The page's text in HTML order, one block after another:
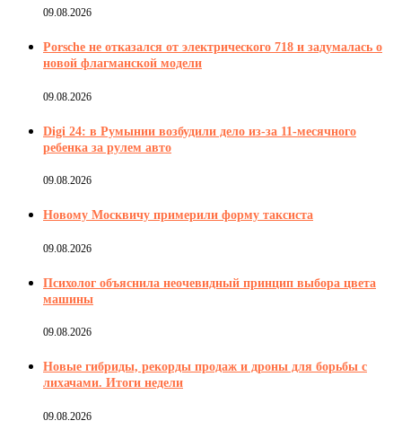
09.08.2026
Porsche не отказался от электрического 718 и задумалась о
новой флагманской модели
09.08.2026
Digi 24: в Румынии возбудили дело из-за 11-месячного
ребенка за рулем авто
09.08.2026
Новому Москвичу примерили форму таксиста
09.08.2026
Психолог объяснила неочевидный принцип выбора цвета
машины
09.08.2026
Новые гибриды, рекорды продаж и дроны для борьбы с
лихачами. Итоги недели
09.08.2026